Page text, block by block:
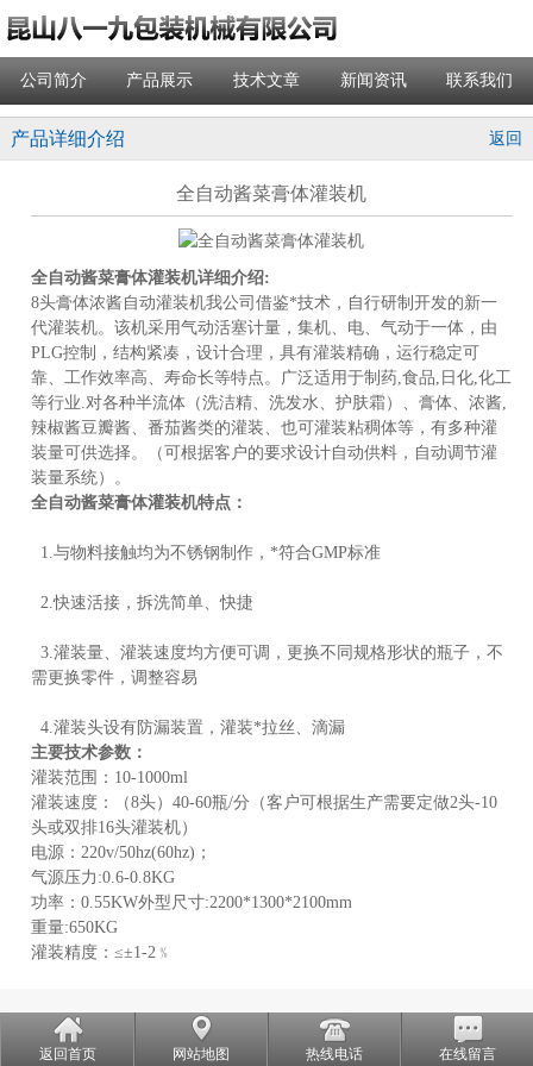
公司简介 产品展示 技术文章 新闻资讯 联系我们
产品详细介绍 返回
全自动酱菜膏体灌装机
全自动酱菜膏体灌装机详细介绍:
8头膏体浓酱自动灌装机我公司借鉴*技术，自行研制开发的新一
代灌装机。该机采用气动活塞计量，集机、电、气动于一体，由
PLG控制，结构紧凑，设计合理，具有灌装精确，运行稳定可
靠、工作效率高、寿命长等特点。广泛适用于制药,食品,日化,化工
等行业.对各种半流体（洗洁精、洗发水、护肤霜）、膏体、浓酱,
辣椒酱豆瓣酱、番茄酱类的灌装、也可灌装粘稠体等，有多种灌
装量可供选择。（可根据客户的要求设计自动供料，自动调节灌
装量系统）。
全自动酱菜膏体灌装机特点：
1.与物料接触均为不锈钢制作，*符合GMP标准
2.快速活接，拆洗简单、快捷
3.灌装量、灌装速度均方便可调，更换不同规格形状的瓶子，不
需更换零件，调整容易
4.灌装头设有防漏装置，灌装*拉丝、滴漏
主要技术参数：
灌装范围：10-1000ml
灌装速度：（8头）40-60瓶/分（客户可根据生产需要定做2头-10
头或双排16头灌装机）
电源：220v/50hz(60hz)；
气源压力:0.6-0.8KG
功率：0.55KW外型尺寸:2200*1300*2100mm
重量:650KG
灌装精度：≤±1-2﹪
返回首页 网站地图 热线电话 在线留言